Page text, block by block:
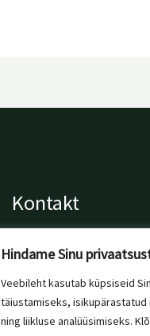
Hindame Sinu
Veebileht kasutab küpsiseid
täiustamiseks,
ning liikluse analüüsimiseks.
Kontakt
info@margitivaibad.ee
Tallinn, Estonia